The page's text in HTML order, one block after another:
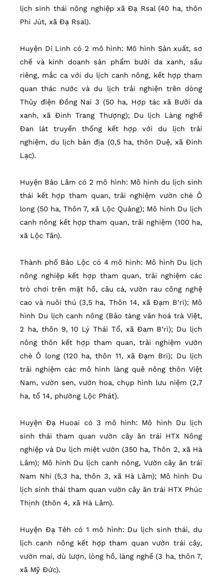
lịch sinh thái nông nghiệp xã Đạ Rsal (40 ha, thôn
Phi Jút, xã Đạ Rsal).
Huyện Di Linh có 2 mô hình: Mô hình Sản xuất, sơ
chế và kinh doanh sản phẩm bưởi da xanh, sầu
riêng, mắc ca với du lịch canh nông, kết hợp tham
quan thác nước và du lịch trải nghiện trên dòng
Thủy điện Đồng Nai 3 (50 ha, Hợp tác xã Bưởi da
xanh, xã Đinh Trang Thượng); Du lịch Làng nghề
Đan lát truyền thống kết hợp với du lịch trải
nghiệm, du lịch bản địa (0,5 ha, thôn Duệ, xã Đinh
Lạc).
Huyện Bảo Lâm có 2 mô hình: Mô hình du lịch sinh
thái kết hợp tham quan, trải nghiệm vườn chè Ô
long (50 ha, Thôn 7, xã Lộc Quảng); Mô hình Du lịch
canh nông kết hợp tham quan, trải nghiệm (100 ha,
xã Lộc Tân).
Thành phố Bảo Lộc có 4 mô hình: Mô hình Du lịch
nông nghiệp kết hợp tham quan, trải nghiệm các
trò chơi trên mặt hồ, câu cá, vườn rau công nghệ
cao và nuôi thú (3,5 ha, Thôn 14, xã Đạm B’ri); Mô
hình Du lịch canh nông (Bảo tàng văn hoá trà Việt,
2 ha, thôn 9, 10 Lý Thái Tổ, xã Đam B’ri); Du lịch
nông thôn kết hợp tham quan, trải nghiệm vườn
chè Ô long (120 ha, thôn 11, xã Đạm Bri); Du lịch
trải nghiệm các mô hình làng quê nông thôn Việt
Nam, vườn sen, vườn hoa, chụp hình lưu niệm (2,7
ha, tổ 14, phường Lộc Phát).
Huyện Đạ Huoai có 3 mô hình: Mô hình Du lịch
sinh thái tham quan vườn cây ăn trái HTX Nông
nghiệp và Du lịch miệt vườn (350 ha, Thôn 2, xã Hà
Lâm); Mô hình Du lịch canh nông, Vườn cây ăn trái
Nam Nhi (5,3 ha, thôn 3, xã Hà Lâm); Mô hình Du
lịch sinh thái tham quan vườn cây ăn trái HTX Phúc
Thịnh (thôn 4, xã Hà Lâm).
Huyện Đạ Tẻh có 1 mô hình: Du lịch sinh thái, du
lịch canh nông kết hợp tham quan vườn trái cây,
vườn mai, dù lượn, lòng hồ, làng nghề (3 ha, thôn 7,
xã Mỹ Đức).